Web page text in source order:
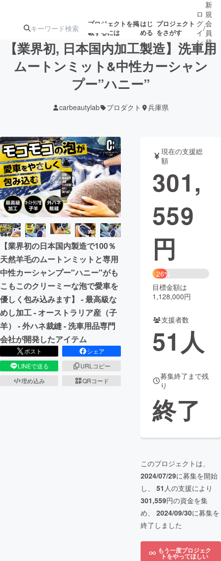
プロジェクトを掲
載するには
はじ
める
プロジェクト
をさがす
注目の新着プロ 募集終了が近いプ
テクノロジー・ガジェット
映像・映画 書籍・雑誌
ビジネス・起業 チャレンジ
まちづくり・地域活性化
CAMPFIRE for Social Good
CAMPFIRE Creation
CAMPFIREふるさと納税machi-ya コミュニティ
ロ
グ
イ
ン
/
新
規
会
員
登
録
【業界初, 日本国内加工製造】洗車用
ムートンミット&中性カーシャン
プー”ハニー”
carbeautylab プロダクト 兵庫県
【業界初の日本国内製造で100％
天然羊毛のムートンミットと専用
中性カーシャンプー"ハニー"がも
こもこのクリーミーな泡で愛車を
優しく包み込みます】 - 最高級な
めし加工 - オーストラリア産（子
羊） - 外ハネ裁縫 - 洗車用品専門
会社が開発したアイテム
ポスト
シェア
LINEで送る
URLコピー
埋め込み
QRコード
現在の支援総
額
301,
559
円
26%
目標金額は
1,128,000円
支援者数
51 人
募集終了まで残
り
終了
このプロジェクトは、
2024/07/29に募集を開始
し、 51 人の支援により
301,559円の資金を集
め、 2024/09/30に募集を
終了しました
もう一度プロジェク
トをやってほしい